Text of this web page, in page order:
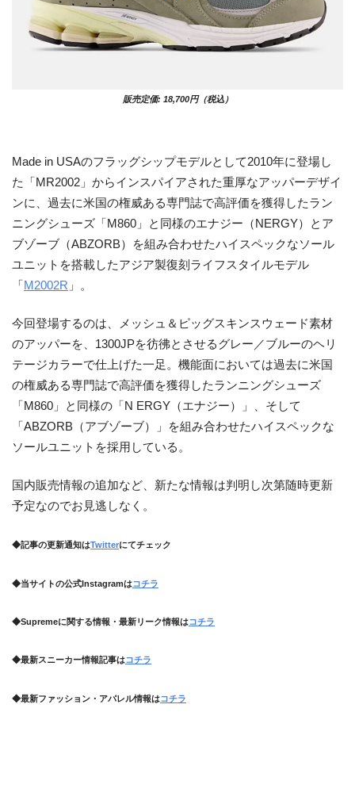
販売定価: 18,700円（税込）
Made in USAのフラッグシップモデルとして2010年に登場し
た「MR2002」からインスパイアされた重厚なアッパーデザイ
ンに、過去に米国の権威ある専門誌で高評価を獲得したラン
ニングシューズ「M860」と同様のエナジー（NERGY）とア
ブゾーブ（ABZORB）を組み合わせたハイスペックなソール
ユニットを搭載したアジア製復刻ライフスタイルモデル
「M2002R 」。
今回登場するのは、メッシュ＆ピッグスキンスウェード素材
のアッパーを、1300JPを彷彿とさせるグレー／ブルーのヘリ
テージカラーで仕上げた一足。機能面においては過去に米国
の権威ある専門誌で高評価を獲得したランニングシューズ
「M860」と同様の「N ERGY（エナジー）」、そして
「ABZORB（アブゾーブ）」を組み合わせたハイスペックな
ソールユニットを採用している。
国内販売情報の追加など、新たな情報は判明し次第随時更新
予定なのでお見逃しなく。
◆記事の更新通知はTwitterにてチェック
◆当サイトの公式Instagramはコチラ
◆Supremeに関する情報・最新リーク情報はコチラ
◆最新スニーカー情報記事はコチラ
◆最新ファッション・アパレル情報はコチラ